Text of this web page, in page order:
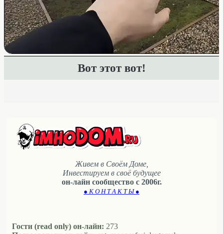
Вот этот вот!
Живем в Своём Доме,
Инвестируем в своё будущее
он-лайн сообщество с 2006г.
● К О Н Т А К Т Ы ●
Гости (read only) он-лайн: 273